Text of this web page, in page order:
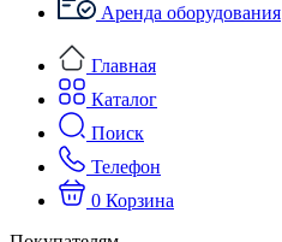
Аренда оборудования
Главная
Каталог
Поиск
Телефон
0 Корзина